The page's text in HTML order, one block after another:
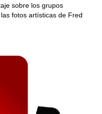
sobre los grupos
fotos artísticas de Fred